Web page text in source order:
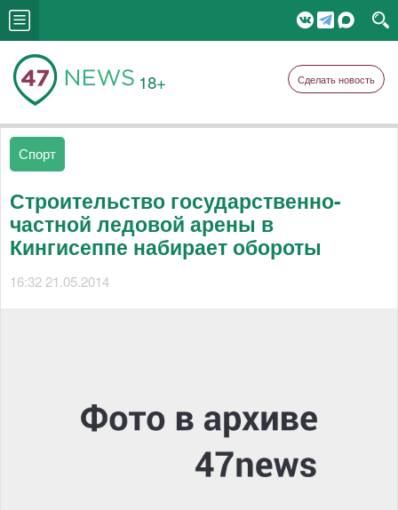
18+ Сделать новость
Спорт
Строительство государственно-
частной ледовой арены в
Кингисеппе набирает обороты
16:32 21.05.2014